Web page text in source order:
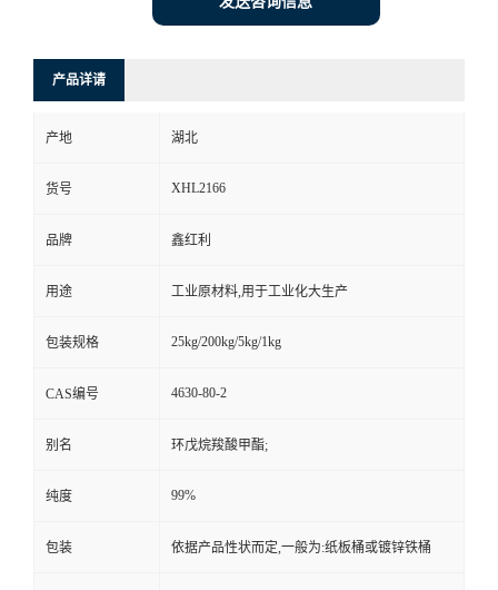
产品详请
产地 湖北
货号 XHL2166
品牌 鑫红利
用途 工业原材料,用于工业化大生产
包装规格 25kg/200kg/5kg/1kg
CAS编号 4630-80-2
别名 环戊烷羧酸甲酯;
纯度 99%
包装 依据产品性状而定,一般为:纸板桶或镀锌铁桶